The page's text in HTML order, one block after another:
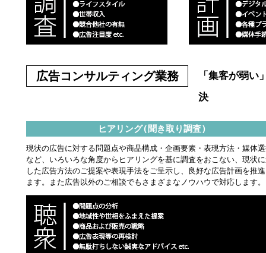
広告コンサルティング業務
「集客が弱
決
ヒアリング(聞き取り調査)
現状の広告に対する問題点や商品構成・企画要素・表現方法・媒体
など、いろいろな角度からヒアリングを基に調査をおこない、現状
した広告方法のご提案や表現手法をご呈示し、良好な広告計画を推
ます。また広告以外のご相談でもさまざまなノウハウで対応します。